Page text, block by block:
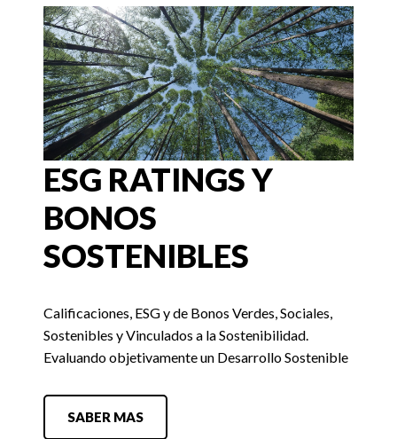
ESG RATINGS Y
BONOS
SOSTENIBLES
Calificaciones, ESG y de Bonos Verdes, Sociales,
Sostenibles y Vinculados a la Sostenibilidad.
Evaluando objetivamente un Desarrollo Sostenible
SABER MAS